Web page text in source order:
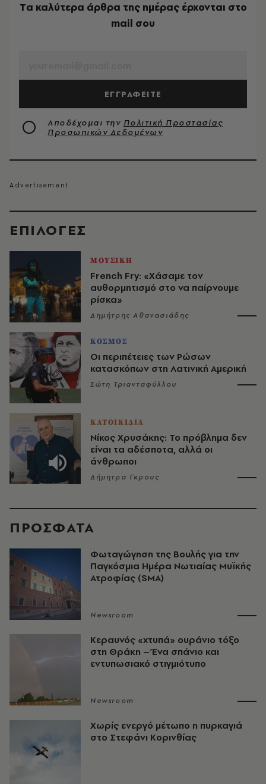
EΠΙΛΟΓΈΣ
ΜΟΥΣΙΚΗ
French Fry: «Χάσαμε τον
αυθορμητισμό στο να παίρνουμε
ρίσκα»
Δημήτρης Αθανασιάδης
ΚΟΣΜΟΣ
Οι περιπέτειες των Ρώσων
κατασκόπων στη Λατινική Αμερική
Σώτη Τριανταφύλλου
ΚΑΤΟΙΚΙΔΙΑ
Νίκος Χρυσάκης: Το πρόβλημα δεν
είναι τα αδέσποτα, αλλά οι
άνθρωποι
Δήμητρα Γκρους
Tα καλύτερα άρθρα της ημέρας έρχονται στο
mail σου
ΕΓΓΡΑΦΕΙΤΕ
Αποδέχομαι την Πολιτική Προστασίας
Προσωπικών Δεδομένων
ΠΡΟΣΦΑΤΑ
Φωταγώγηση της Βουλής για την
Παγκόσμια Ημέρα Νωτιαίας Μυϊκής
Ατροφίας (SMA)
Newsroom
Κεραυνός «χτυπά» ουράνιο τόξο
στη Θράκη – Ένα σπάνιο και
εντυπωσιακό στιγμιότυπο
Newsroom
Χωρίς ενεργό μέτωπο η πυρκαγιά
στο Στεφάνι Κορινθίας